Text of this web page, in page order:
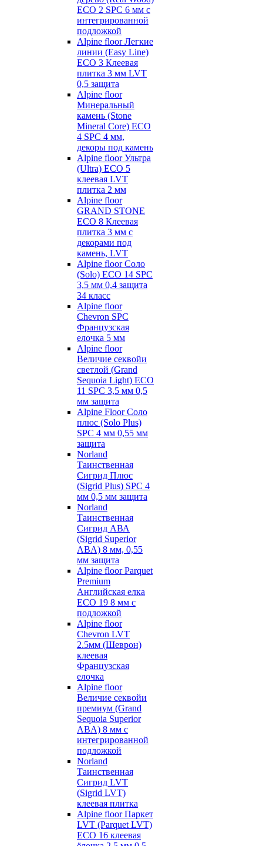
ECO 2 SPC 6 мм с
интегрированной
подложкой
Alpine floor Легкие
линии (Easy Line)
ECO 3 Клеевая
плитка 3 мм LVT
0,5 защита
Alpine floor
Минеральный
камень (Stone
Mineral Core) ECO
4 SPC 4 мм,
декоры под камень
Alpine floor Ультра
(Ultra) ECO 5
клеевая LVT
плитка 2 мм
Alpine floor
GRAND STONE
ECO 8 Клеевая
плитка 3 мм с
декорами под
камень, LVT
Alpine floor Соло
(Solo) ECO 14 SPC
3,5 мм 0,4 защита
34 класс
Alpine floor
Chevron SPC
Французская
елочка 5 мм
Alpine floor
Величие секвойи
светлой (Grand
Sequoia Light) ECO
11 SPC 3,5 мм 0,5
мм защита
Alpine Floor Соло
плюс (Solo Plus)
SPC 4 мм 0,55 мм
защита
Norland
Таинственная
Сигрид Плюс
(Sigrid Plus) SPC 4
мм 0,5 мм защита
Norland
Таинственная
Сигрид АВА
(Sigrid Superior
ABA) 8 мм, 0,55
мм защита
Alpine floor Parquet
Premium
Английская елка
ECO 19 8 мм с
подложкой
Alpine floor
Chevron LVT
2.5мм (Шеврон)
клеевая
Французская
елочка
Alpine floor
Величие секвойи
премиум (Grand
Sequoia Superior
ABA) 8 мм с
интегрированной
подложкой
Norland
Таинственная
Сигрид LVT
(Sigrid LVT)
клеевая плитка
Alpine floor Паркет
LVT (Parquet LVT)
ECO 16 клеевая